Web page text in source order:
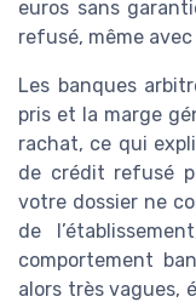
euros sans
refusé, même
Les banques
pris et la marge
rachat, ce qui
de crédit refusé
votre dossier ne
de
comportement
alors très vagues,